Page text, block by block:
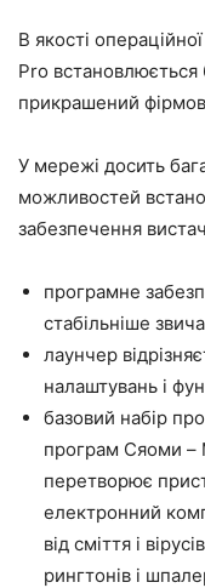
В якості
Pro встановлюється
прикрашений
У мережі досить
можливостей
забезпечення
програмне
стабільніше
лаунчер
налаштувань і
базовий набір
програм Сяоми –
перетворює
електронний
від сміття і
рингтонів і